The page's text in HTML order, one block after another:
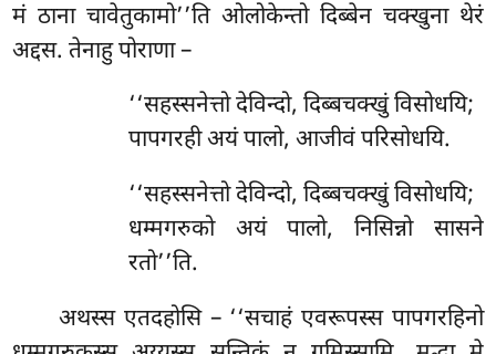
मं ठाना चावेतुकामो’’ति ओलोकेन्तो दिब्बेन चक्खुना थेरं
अद्दस. तेनाहु पोराणा –
‘‘सहस्सनेत्तो देविन्दो, दिब्बचक्खुं विसोधयि;
पापगरही अयं पालो, आजीवं परिसोधयि.
‘‘सहस्सनेत्तो देविन्दो, दिब्बचक्खुं विसोधयि;
धम्मगरुको अयं पालो, निसिन्नो सासने
रतो’’ति.
अथस्स एतदहोसि – ‘‘सचाहं एवरूपस्स पापगरहिनो